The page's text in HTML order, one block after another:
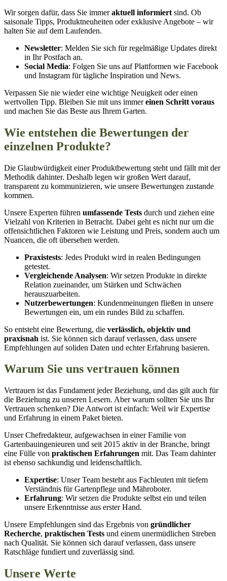
Wir sorgen dafür, dass Sie immeraktuell informiert sind. Ob
saisonale Tipps, Produktneuheiten oder exklusive Angebote – wir
halten Sie auf dem Laufenden.
Newsletter: Melden Sie sich für regelmäßige Updates direkt
in Ihr Postfach an.
Social Media: Folgen Sie uns auf Plattformen wie Facebook
und Instagram für tägliche Inspiration und News.
Verpassen Sie nie wieder eine wichtige Neuigkeit oder einen
wertvollen Tipp. Bleiben Sie mit uns immereinen Schritt voraus
und machen Sie das Beste aus Ihrem Garten.
Wie entstehen die Bewertungen der
einzelnen Produkte?
Die Glaubwürdigkeit einer Produktbewertung steht und fällt mit der
Methodik dahinter. Deshalb legen wir großen Wert darauf,
transparent zu kommunizieren, wie unsere Bewertungen zustande
kommen.
Unsere Experten führen umfassende Tests durch und ziehen eine
Vielzahl von Kriterien in Betracht. Dabei geht es nicht nur um die
offensichtlichen Faktoren wie Leistung und Preis, sondern auch um
Nuancen, die oft übersehen werden.
Praxistests: Jedes Produkt wird in realen Bedingungen
getestet.
Vergleichende Analysen: Wir setzen Produkte in direkte
Relation zueinander, um Stärken und Schwächen
herauszuarbeiten.
Nutzerbewertungen: Kundenmeinungen fließen in unsere
Bewertungen ein, um ein rundes Bild zu schaffen.
So entsteht eine Bewertung, die verlässlich, objektiv und
praxisnah ist. Sie können sich darauf verlassen, dass unsere
Empfehlungen auf soliden Daten und echter Erfahrung basieren.
Warum Sie uns vertrauen können
Vertrauen ist das Fundament jeder Beziehung, und das gilt auch für
die Beziehung zu unseren Lesern. Aber warum sollten Sie uns Ihr
Vertrauen schenken? Die Antwort ist einfach: Weil wir Expertise
und Erfahrung in einem Paket bieten.
Unser Chefredakteur, aufgewachsen in einer Familie von
Gartenbauingenieuren und seit 2015 aktiv in der Branche, bringt
eine Fülle von praktischen Erfahrungen mit. Das Team dahinter
ist ebenso sachkundig und leidenschaftlich.
Expertise: Unser Team besteht aus Fachleuten mit tiefem
Verständnis für Gartenpflege und Mähroboter.
Erfahrung: Wir setzen die Produkte selbst ein und teilen
unsere Erkenntnisse aus erster Hand.
Unsere Empfehlungen sind das Ergebnis von gründlicher
Recherche, praktischen Tests und einem unermüdlichen Streben
nach Qualität. Sie können sich darauf verlassen, dass unsere
Ratschläge fundiert und zuverlässig sind.
Unsere Werte